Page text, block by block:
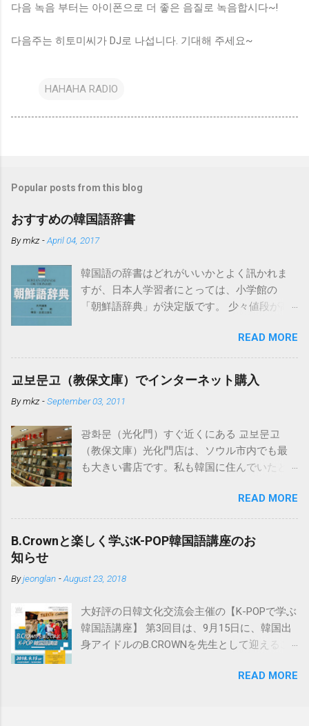
다음 녹음 부터는 아이폰으로 더 좋은 음질로 녹음합시다~!
다음주는 히토미씨가 DJ로 나섭니다. 기대해 주세요~
HAHAHA RADIO
Popular posts from this blog
おすすめの韓国語辞書
Bymkz -April 04, 2017
韓国語の辞書はどれがいいかとよく訊かれま
すが、日本人学習者にとっては、小学館の
「朝鮮語辞典」が決定版です。 少々値段が高
みになぜ「朝鮮語」となっているかという
と、発売時点では日本の教育界で「朝鮮語」
とするのが慣例だったからだそうです。もち
ろん現在の韓国で使われている言葉を中心に
詳しく扱われています。 電子辞書でこの「朝
ています。 必要以上の高機能・辞書数でこち
らも値段が高めですが、下記の「日韓辞典」
も入っているのでおすすめです。 日韓辞典の
「朝鮮語辞典」とセットになる日韓辞典で
す。朝鮮語辞典と同じく実に詳しく解説され
ています。 ※iPhone用アプリも出ました。
READ MORE
교보문고（教保文庫）でインターネット購入
Bymkz -September 03, 2011
광화문（光化門）すぐ近くにある 교보문고
（教保文庫）光化門店は、ソウル市内でも最
も大きい書店です。私も韓国に住んでいたと
この교보문고のインターネットサイト
http://www.kyobobook.co.kr/ で注文可能で、日
本にも送付してくれます。 以下はその方法で
すが、ブラウザは基本的にInternet Explorerを
は通常Internet Explorerを使用していると思い
Internet Explorerを使用しないと正しく動作し
ない場合が多いです。 ①まずは会員加入で
す。 サイト画面最上部の“회원가입（会員加
の同時加入になりますがよろしいですか、と
READ MORE
B.Crownと楽しく学ぶK-POP韓国語講座のお
知らせ
Byjeonglan -August 23, 2018
大好評の日韓文化交流会主催の【K-POPで学ぶ
韓国語講座】 第3回目は、9月15日に、韓国出
身アイドルのB.CROWNを先生として迎えるこ
ろんのこと、ずば抜けた日本語の実力で、ス
READ MORE